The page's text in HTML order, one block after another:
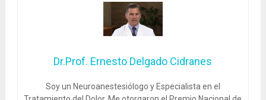
Dr.Prof. Ernesto Delgado Cidranes
Soy un Neuroanestesiólogo y Especialista en el